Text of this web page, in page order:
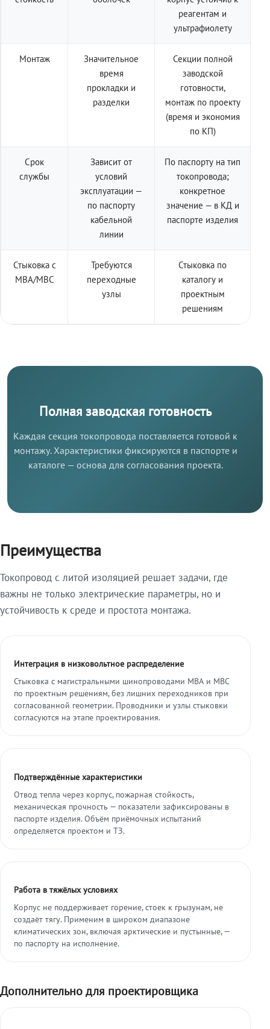
реагентам и
ультрафиолету
Монтаж
Значительное
время
прокладки и
разделки
Секции полной
заводской
готовности,
монтаж по проекту
(время и экономия
по КП)
Срок
службы
Зависит от
условий
эксплуатации —
по паспорту
кабельной
линии
По паспорту на тип
токопровода;
конкретное
значение — в КД и
паспорте изделия
Стыковка с
МВА/МВС
Требуются
переходные
узлы
Стыковка по
каталогу и
проектным
решениям
Полная заводская готовность
Каждая секция токопровода поставляется готовой к
монтажу. Характеристики фиксируются в паспорте и
каталоге — основа для согласования проекта.
Преимущества
Токопровод с литой изоляцией решает задачи, где
важны не только электрические параметры, но и
устойчивость к среде и простота монтажа.
Интеграция в низковольтное распределение
Стыковка с магистральными шинопроводами МВА и МВС
по проектным решениям, без лишних переходников при
согласованной геометрии. Проводники и узлы стыковки
согласуются на этапе проектирования.
Подтверждённые характеристики
Отвод тепла через корпус, пожарная стойкость,
механическая прочность — показатели зафиксированы в
паспорте изделия. Объём приёмочных испытаний
определяется проектом и ТЗ.
Работа в тяжёлых условиях
Корпус не поддерживает горение, стоек к грызунам, не
создаёт тягу. Применим в широком диапазоне
климатических зон, включая арктические и пустынные, —
по паспорту на исполнение.
Дополнительно для проектировщика